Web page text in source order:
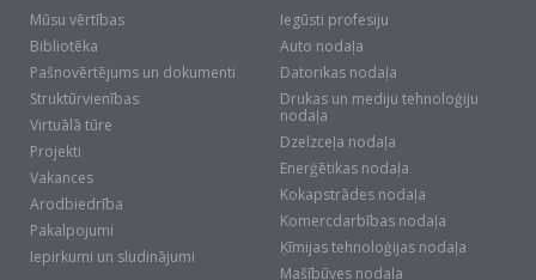
Mūsu vērtības
Bibliotēka
Pašnovērtējums un dokumenti
Struktūrvienības
Virtuālā tūre
Projekti
Vakances
Arodbiedrība
Pakalpojumi
Iepirkumi un sludinājumi
Iegūsti profesiju
Auto nodaļa
Datorikas nodaļa
Drukas un mediju tehnoloģiju
nodaļa
Dzelzceļa nodaļa
Enerģētikas nodaļa
Kokapstrādes nodaļa
Komercdarbības nodaļa
Ķīmijas tehnoloģijas nodaļa
Mašībūves nodaļa